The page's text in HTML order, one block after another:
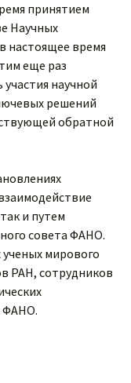
принятием
Научных
настоящее время
еще раз
научной
решений
обратной
и путем
совета ФАНО.
мирового
РАН, сотрудников
ФАНО.